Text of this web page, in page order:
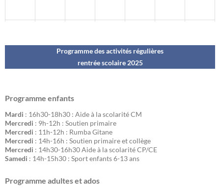
Programme des activités régulières
rentrée scolaire 2025
Programme enfants
Mardi : 16h30-18h30 : Aide à la scolarité CM
Mercredi : 9h-12h : Soutien primaire
Mercredi : 11h-12h : Rumba Gitane
Mercredi : 14h-16h : Soutien primaire et collège
Mercredi : 14h30-16h30 Aide à la scolarité CP/CE
Samedi : 14h-15h30 : Sport enfants 6-13 ans
Programme adultes et ados